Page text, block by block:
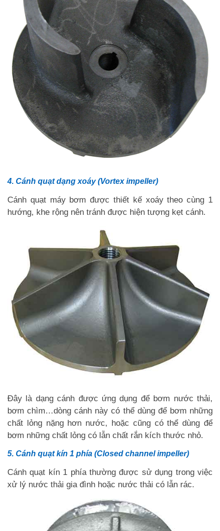
4. Cánh quạt dạng xoáy (Vortex impeller)
Cánh quạt máy bơm được thiết kế xoáy theo cùng 1
hướng, khe rộng nên tránh được hiện tượng kẹt cánh.
Đây là dạng cánh được ứng dụng để bơm nước thải,
bơm chìm…dòng cánh này có thể dùng để bơm những
chất lỏng nặng hơn nước, hoặc cũng có thể dùng để
bơm những chất lỏng có lẫn chất rắn kích thước nhỏ.
5. Cánh quạt kín 1 phía (Closed channel impeller)
Cánh quạt kín 1 phía thường được sử dụng trong việc
xử lý nước thải gia đình hoặc nước thải có lẫn rác.